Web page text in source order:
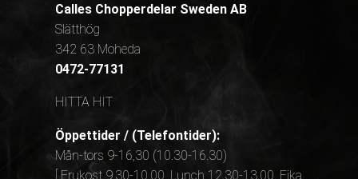
Calles Chopperdelar Sweden AB
Slätthög
342 63 Moheda
0472-77131
HITTA HIT
Öppettider / (Telefontider):
Mån-tors 9-16,30 (10.30-16.30)
[ Frukost 9.30-10.00, Lunch 12.30-13.00, Fika